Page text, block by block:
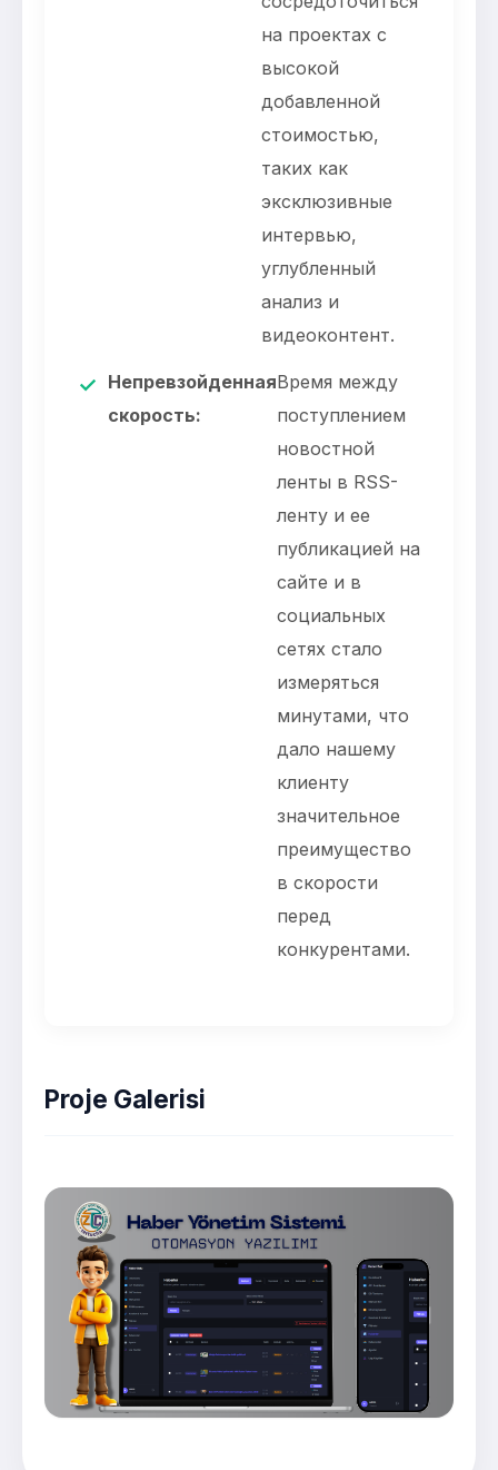
на проектах с
высокой
добавленной
стоимостью,
таких как
эксклюзивные
интервью,
углубленный
анализ и
видеоконтент.
✓ Непревзойденная
скорость:
Время между
поступлением
новостной
ленты в RSS-
ленту и ее
публикацией на
сайте и в
социальных
сетях стало
измеряться
минутами, что
дало нашему
клиенту
значительное
преимущество
в скорости
перед
конкурентами.
Proje Galerisi